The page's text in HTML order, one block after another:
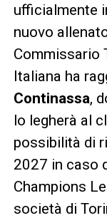
ufficialmente
nuovo
Commissario
Italiana ha
Continassa,
lo legherà al
possibilità di
2027 in caso
Champions
società di